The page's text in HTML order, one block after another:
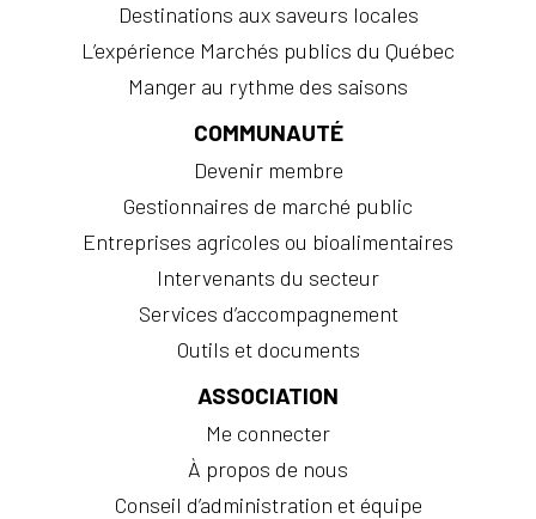
Destinations aux saveurs locales
L’expérience Marchés publics du Québec
Manger au rythme des saisons
COMMUNAUTÉ
Devenir membre
Gestionnaires de marché public
Entreprises agricoles ou bioalimentaires
Intervenants du secteur
Services d’accompagnement
Outils et documents
ASSOCIATION
Me connecter
À propos de nous
Conseil d’administration et équipe